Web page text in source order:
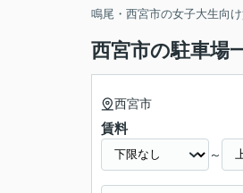
鳴尾・西宮市の女子大生向
西宮市の駐車場
西宮市
賃料
～